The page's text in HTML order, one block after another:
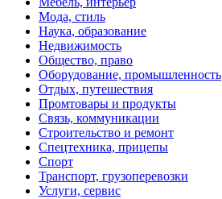
Мода, стиль
Наука, образование
Недвижимость
Общество, право
Оборудование, промышленность
Отдых, путешествия
Промтовары и продукты
Связь, коммуникации
Строительство и ремонт
Спецтехника, прицепы
Спорт
Транспорт, грузоперевозки
Услуги, сервис